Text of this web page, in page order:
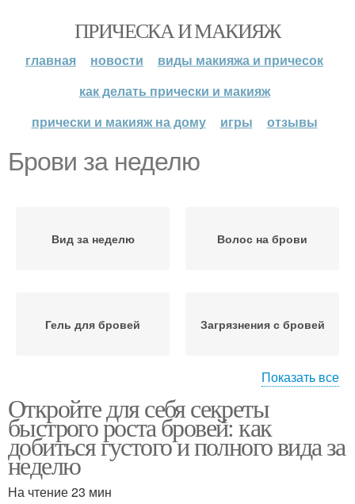
ПРИЧЕСКА И МАКИЯЖ
главная новости
виды макияжа и причесок
как делать прически и макияж
прически и макияж на дому
игры отзывы
Брови за неделю
Вид за неделю Волос на брови
Гель для бровей Загрязнения с бровей
Брови во время Продукты для бровей
Широкие брови
Показать все
Откройте для себя секреты
быстрого роста бровей: как
добиться густого и полного вида за
неделю
На чтение 23 мин